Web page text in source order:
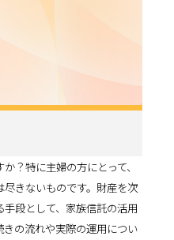
？特に主婦の方にとって、
きないものです。財産を次
段として、家族信託の活用
の流れや実際の運用につい